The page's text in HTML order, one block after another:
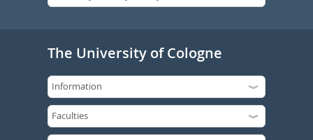
The University of Cologne